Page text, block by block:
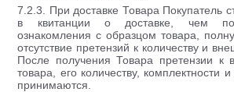
7.2.3. При доставке Товара Покупатель
в квитанции о доставке, чем
ознакомления с образцом товара,
отсутствие претензий к количеству и
После получения Товара претензии к
товара, его количеству, комплектности
принимаются.